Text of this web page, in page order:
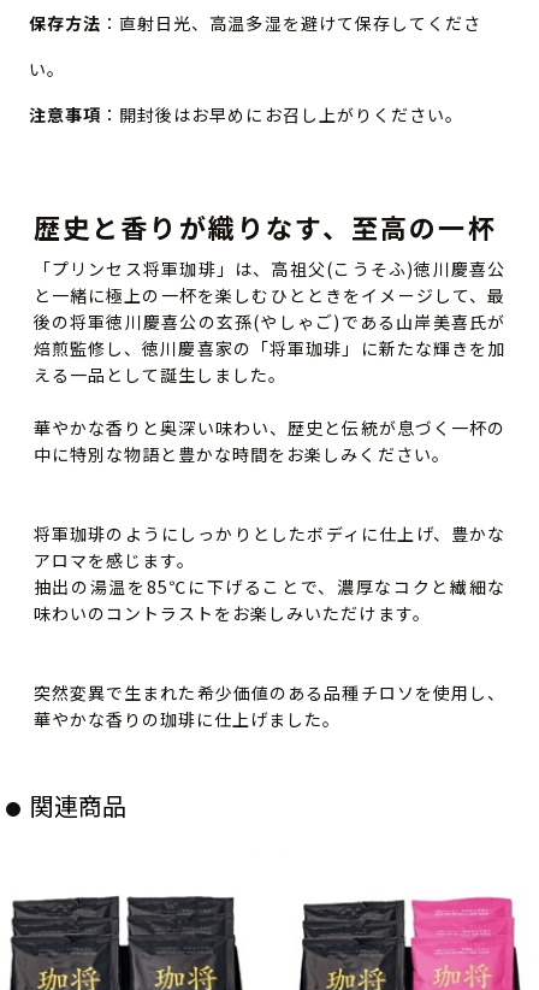
保存方法 ：直射日光、高温多湿を避けて保存してくださ
い。
注意事項 ：開封後はお早めにお召し上がりください。
歴史と香りが織りなす、至高の一杯
「プリンセス将軍珈琲」は、高祖父(こうそふ)徳川慶喜公
と一緒に極上の一杯を楽しむひとときをイメージして、最
後の将軍徳川慶喜公の玄孫(やしゃご)である山岸美喜氏が
焙煎監修し、徳川慶喜家の「将軍珈琲」に新たな輝きを加
える一品として誕生しました。
華やかな香りと奥深い味わい、歴史と伝統が息づく一杯の
中に特別な物語と豊かな時間をお楽しみください。
将軍珈琲のようにしっかりとしたボディに仕上げ、豊かな
アロマを感じます。
抽出の湯温を85℃に下げることで、濃厚なコクと繊細な
味わいのコントラストをお楽しみいただけます。
突然変異で生まれた希少価値のある品種チロソを使用し、
華やかな香りの珈琲に仕上げました。
関連商品